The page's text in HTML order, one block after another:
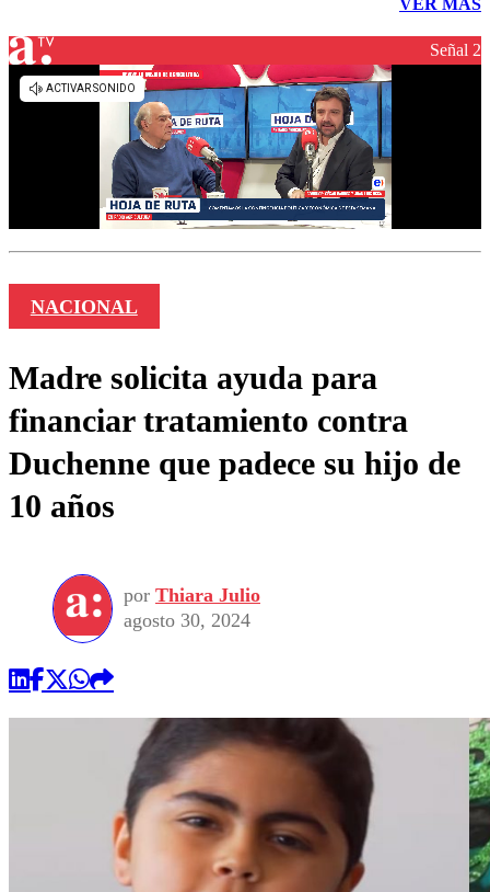
Señal 2
NACIONAL
Madre solicita ayuda para
financiar tratamiento contra
Duchenne que padece su hijo de
10 años
por Thiara Julio
agosto 30, 2024